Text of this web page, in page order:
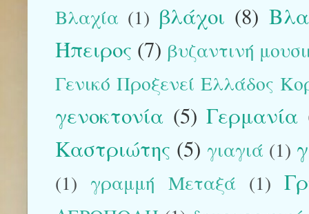
Βλαχία (1) βλάχοι (8)
Ήπειρος (7) βυζαντινή
Γενικό Προξενεί Ελλάδος
γενοκτονία (5) Γερμανία
Καστριώτης (5) γιαγιά (1)
(1) γραμμή Μεταξά (1)